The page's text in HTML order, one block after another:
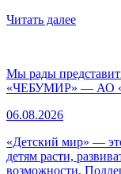
Читать далее
Мы рады
«ЧЕБУМИР» — АО
06.08.2026
«Детский мир» —
детям расти,
возможности.